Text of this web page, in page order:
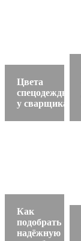
Цвета
спецодежды
у сварщика
Как
подобрать
надёжную